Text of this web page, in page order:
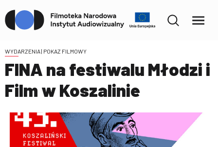
WYDARZENIA| POKAZ FILMOWY
FINA na festiwalu Młodzi i
Film w Koszalinie